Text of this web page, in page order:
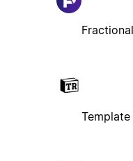
Template